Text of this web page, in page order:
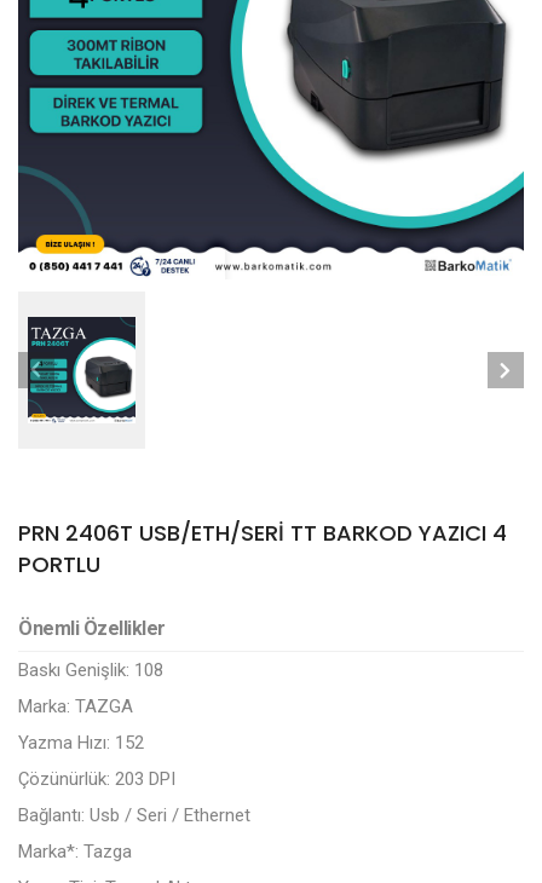
PRN 2406T USB/ETH/SERİ TT BARKOD YAZICI 4
PORTLU
Önemli Özellikler
Baskı Genişlik: 108
Marka: TAZGA
Yazma Hızı: 152
Çözünürlük: 203 DPI
Bağlantı: Usb / Seri / Ethernet
Marka*: Tazga